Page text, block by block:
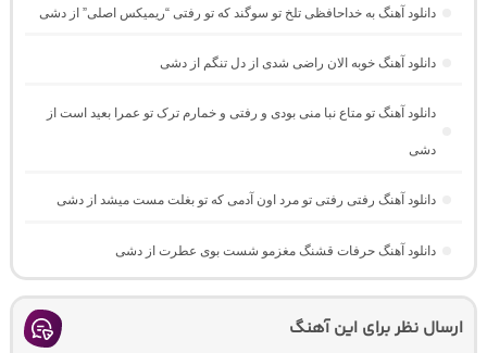
دانلود آهنگ به خداحافظی تلخ تو سوگند که تو رفتی “ریمیکس اصلی” از دشی
دانلود آهنگ خوبه الان راضی شدی از دل تنگم از دشی
دانلود آهنگ تو متاع نبا منی بودی و رفتی و خمارم ترک تو عمرا بعید است از
دشی
دانلود آهنگ رفتی رفتی تو مرد اون آدمی که تو بغلت مست میشد از دشی
دانلود آهنگ حرفات قشنگ مغزمو شست بوی عطرت از دشی
ارسال نظر برای این آهنگ